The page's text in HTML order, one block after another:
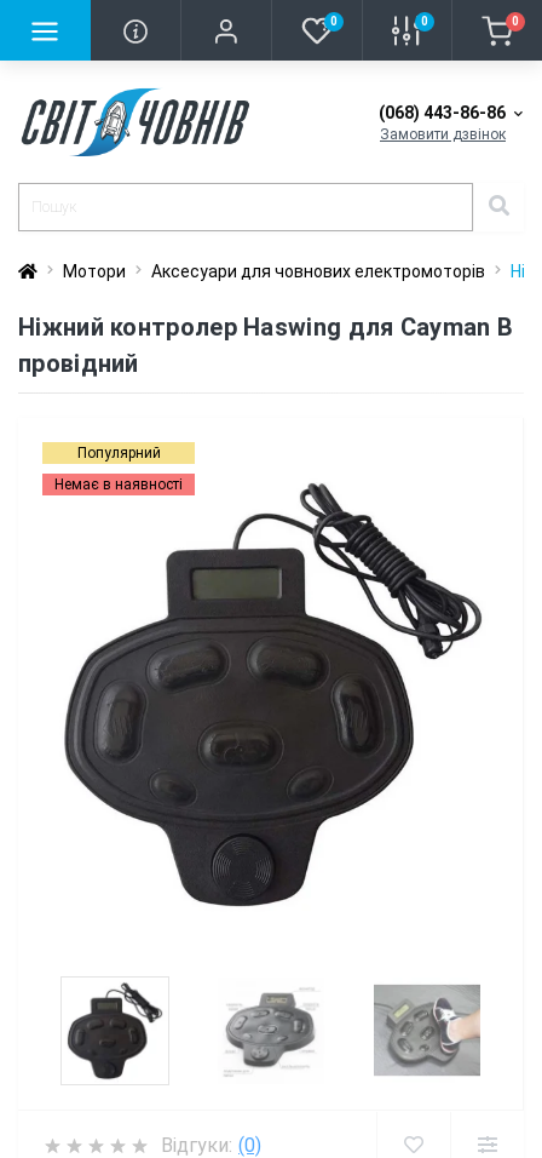
0 0 0
(068) 443-86-86
Замовити дзвінок
Мотори Аксесуари для човнових електромоторів
Ніжний контролер Haswing для Cayman B
провідний
Популярний
Немає в наявності
Відгуки: (0)